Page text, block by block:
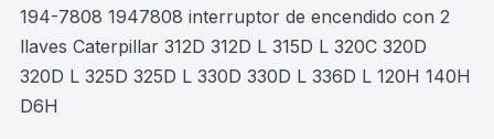
194-7808 1947808 interruptor de encendido con 2
llaves Caterpillar 312D 312D L 315D L 320C 320D
320D L 325D 325D L 330D 330D L 336D L 120H 140H
D6H